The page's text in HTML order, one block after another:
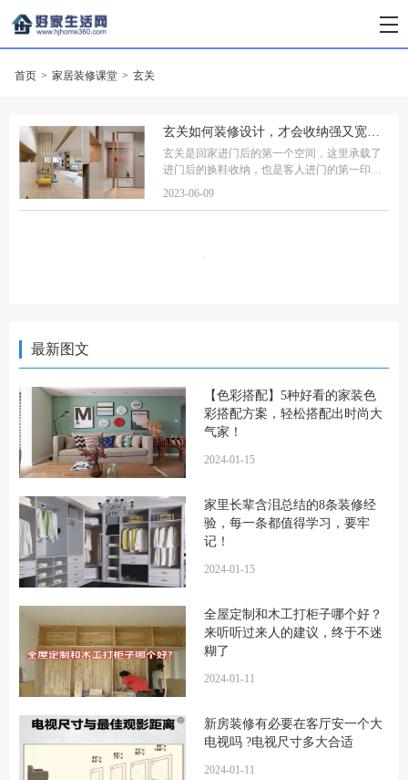
首页 > 家居装修课堂 > 玄关
玄关是回家进门后的第一个空间，这里承载了
进门后的换鞋收纳，也是客人进门的第一印
2023-06-09
最新图文
【色彩搭配】5种好看的家装色
彩搭配方案，轻松搭配出时尚大
气家！
2024-01-15
家里长辈含泪总结的8条装修经
验，每一条都值得学习，要牢
记！
2024-01-15
全屋定制和木工打柜子哪个好？
来听听过来人的建议，终于不迷
糊了
2024-01-11
新房装修有必要在客厅安一个大
电视吗 ?电视尺寸多大合适
2024-01-11